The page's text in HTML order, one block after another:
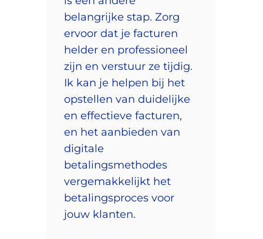
belangrijke stap. Zorg
ervoor dat je facturen
helder en professioneel
zijn en verstuur ze tijdig.
Ik kan je helpen bij het
opstellen van duidelijke
en effectieve facturen,
en het aanbieden van
digitale
betalingsmethodes
vergemakkelijkt het
betalingsproces voor
jouw klanten.